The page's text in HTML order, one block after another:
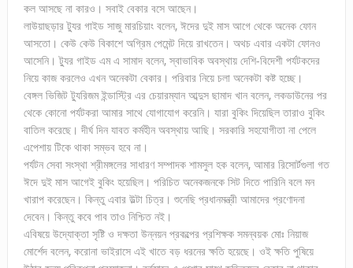
কল আসছে না কারও। সবাই বেকার বসে আছেন।
লাউয়াছড়ার ট্যুর গাইড সাজু মারচিয়াং বলেন, ঈদের দুই মাস আগে থেকে অনেক ফোন
আসতো। কেউ কেউ বিকাশে অগ্রিম পেমেন্ট দিয়ে রাখতেন। অথচ এবার একটা ফোনও
আসেনি। ট্যুর গাইড এম এ সামাদ বলেন, স্বাভাবিক অবস্থায় দেশি-বিদেশী পর্যটকদের
নিয়ে কাজ করলেও এখন অনেকটা বেকার। পরিবার নিয়ে চলা অনেকটা কষ্ট হচ্ছে।
বেঙ্গল ভিজিট ট্যুরিজম ইন্ডাস্ট্রি এর চেয়ারম্যান আব্দুস ছামাদ খান বলেন, লকডাউনের পর
থেকে কোনো পর্যটকরা আমার সাথে যোগাযোগ করেনি। যারা বুকিং দিয়েছিল তারাও বুকিং
বাতিল করেছে। দীর্ঘ দিন যাবত কর্মহীন অবস্থায় আছি। সরকারি সহযোগীতা না পেলে
এপেশায় টিকে থাকা সম্ভব হবে না।
পর্যটন সেবা সংস্থা শ্রীমঙ্গলের সাধারণ সম্পাদক শামসুল হক বলেন, আমার রিসোর্টগুলা গত
ঈদে দুই মাস আগেই বুকিং হয়েছিল। পরিচিত অনেকজনকে সিট দিতে পারিনি বলে মন
খারাপ করেছেন। কিন্তু এবার উল্টা চিত্র। শুনেছি প্রধানমন্ত্রী আমাদের প্রণোদনা
দেবেন। কিন্তু কবে পাব তাও নিশ্চিত নই।
এবিষয়ে উদ্যোক্তা সৃষ্টি ও দক্ষতা উন্নয়ন প্রকল্পের প্রশিক্ষক সমন্বয়ক মোঃ নিয়াজ
মোর্শেদ বলেন, করোনা ভাইরাসে এই খাতে বড় ধরনের ক্ষতি হয়েছে। ওই ক্ষতি পুষিয়ে